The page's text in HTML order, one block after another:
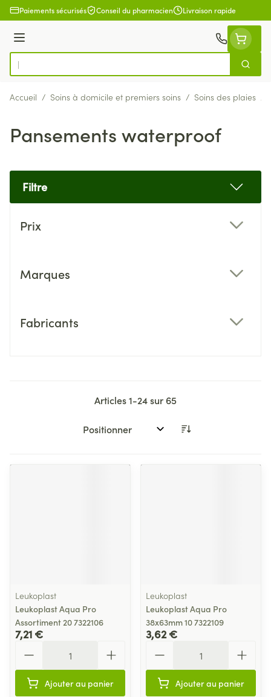
Aller au contenu
Paiements sécurisés Conseil du pharmacien Livraison rapide
Menu
Rechercher
Accueil / Soins à domicile et premiers soins / Soins des plaies /
Pansements waterproof
Filtre
Prix
Marques
Fabricants
Articles1-24sur 65
Trier par:
Leukoplast
Leukoplast Aqua Pro
Assortiment 20 7322106
7,21 €
Ajouter au panier
Leukoplast
Leukoplast Aqua Pro
38x63mm 10 7322109
3,62 €
Ajouter au panier